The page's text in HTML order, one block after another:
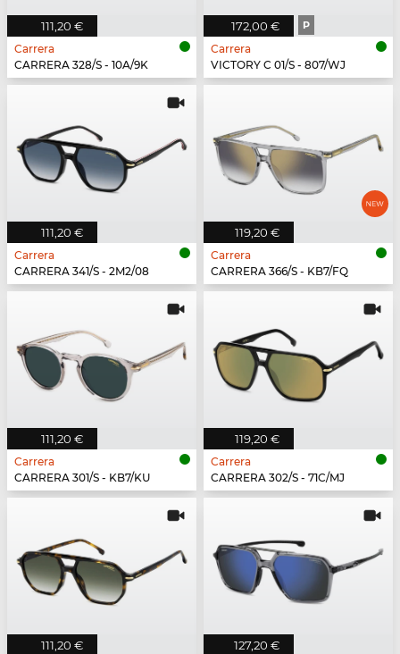
111,20 €
Carrera
CARRERA 328/S - 10A/9K
172,00 € P
Carrera
VICTORY C 01/S - 807/WJ
111,20 €
Carrera
CARRERA 341/S - 2M2/08
119,20 €
Carrera
CARRERA 366/S - KB7/FQ
111,20 €
Carrera
CARRERA 301/S - KB7/KU
119,20 €
Carrera
CARRERA 302/S - 71C/MJ
111,20 € 127,20 €